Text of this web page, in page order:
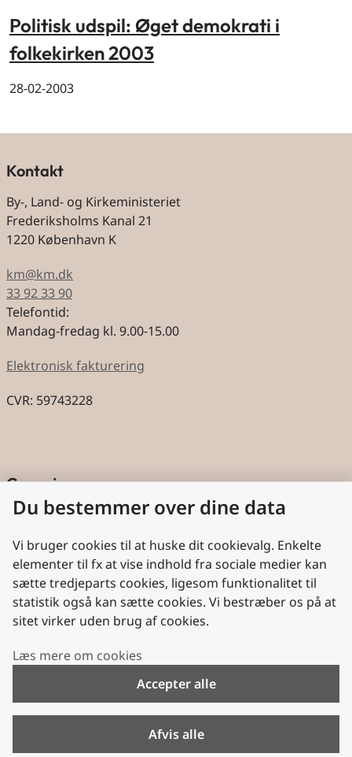
Politisk udspil: Øget demokrati i
folkekirken 2003
28-02-2003
Kontakt
By-, Land- og Kirkeministeriet
Frederiksholms Kanal 21
1220 København K
km@km.dk
33 92 33 90
Telefontid:
Mandag-fredag kl. 9.00-15.00
Elektronisk fakturering
CVR: 59743228
Genveje
Cookies
Aktindsigt
Persondatabeskyttelse
Nyttige links
Plan- og Landdistriktsstyrelsen
Folkekirken.dk
Du bestemmer over dine data
Vi bruger cookies til at huske dit cookievalg. Enkelte
elementer til fx at vise indhold fra sociale medier kan
sætte tredjeparts cookies, ligesom funktionalitet til
statistik også kan sætte cookies. Vi bestræber os på at
sitet virker uden brug af cookies.
Læs mere om cookies
Accepter alle
Afvis alle